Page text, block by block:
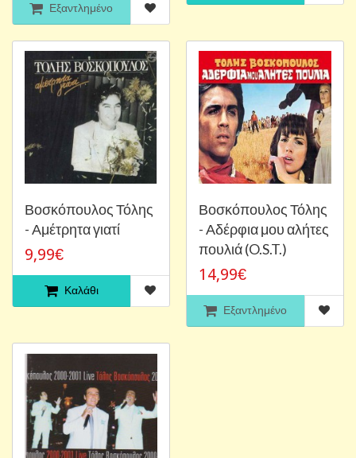
Εξαντλημένο
Βοσκόπουλος Τόλης
- Αμέτρητα γιατί
9,99€
Καλάθι
Βοσκόπουλος Τόλης
- Αδέρφια μου αλήτες
πουλιά (O.S.T.)
14,99€
Εξαντλημένο